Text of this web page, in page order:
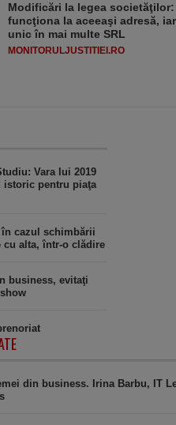
Modificări la legea
funcţiona la aceeaşi adresă,
unic în mai multe SRL
MONITORULJUSTITIEI.RO
Vara lui 2019
istoric pentru piaţa
cazul schimbării
cu alta, într-o clădire
business, evitaţi
din business. Irina Barbu, IT